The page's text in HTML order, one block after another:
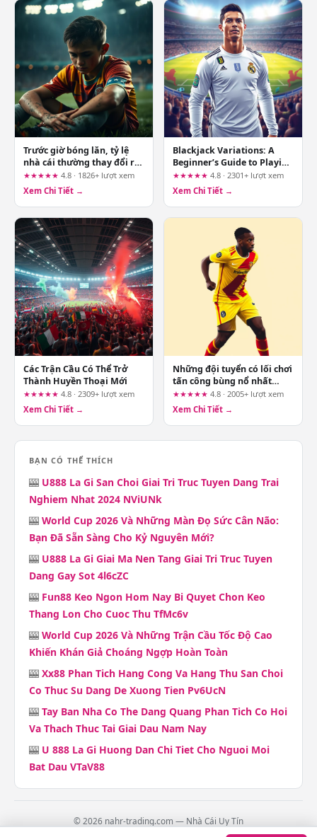
Trước giờ bóng lăn, tỷ lệ
nhà cái thường thay đổi ra
sao? Bí mật ít ai biết
★★★★★ 4.8 · 1826+ lượt xem
Xem Chi Tiết →
Blackjack Variations: A
Beginner’s Guide to Playing
Smart at mv88uk.com
★★★★★ 4.8 · 2301+ lượt xem
Xem Chi Tiết →
Các Trận Cầu Có Thể Trở
Thành Huyền Thoại Mới
★★★★★ 4.8 · 2309+ lượt xem
Xem Chi Tiết →
Những đội tuyển có lối chơi
tấn công bùng nổ nhất
World Cup 2026
★★★★★ 4.8 · 2005+ lượt xem
Xem Chi Tiết →
BẠN CÓ THỂ THÍCH
🎰 U888 La Gi San Choi Giai Tri Truc Tuyen Dang Trai
Nghiem Nhat 2024 NViUNk
🎰 World Cup 2026 Và Những Màn Đọ Sức Cân Não:
Bạn Đã Sẵn Sàng Cho Kỷ Nguyên Mới?
🎰 U888 La Gi Giai Ma Nen Tang Giai Tri Truc Tuyen
Dang Gay Sot 4l6cZC
🎰 Fun88 Keo Ngon Hom Nay Bi Quyet Chon Keo
Thang Lon Cho Cuoc Thu TfMc6v
🎰 World Cup 2026 Và Những Trận Cầu Tốc Độ Cao
Khiến Khán Giả Choáng Ngợp Hoàn Toàn
🎰 Xx88 Phan Tich Hang Cong Va Hang Thu San Choi
Co Thuc Su Dang De Xuong Tien Pv6UcN
🎰 Tay Ban Nha Co The Dang Quang Phan Tich Co Hoi
Va Thach Thuc Tai Giai Dau Nam Nay
🎰 U 888 La Gi Huong Dan Chi Tiet Cho Nguoi Moi
Bat Dau VTaV88
© 2026 nahr-trading.com — Nhà Cái Uy Tín